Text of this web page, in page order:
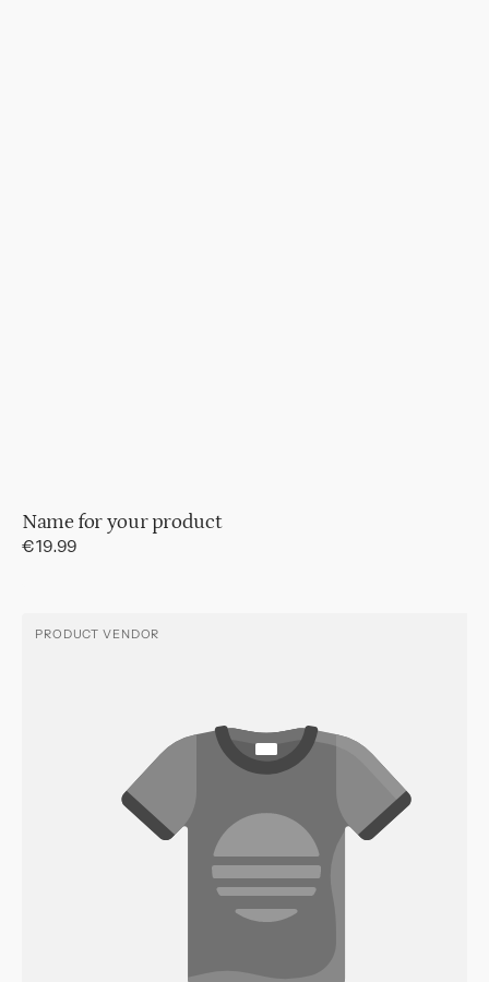
Name for your product
Regular
€19.99
Vendor:
PRODUCT VENDOR